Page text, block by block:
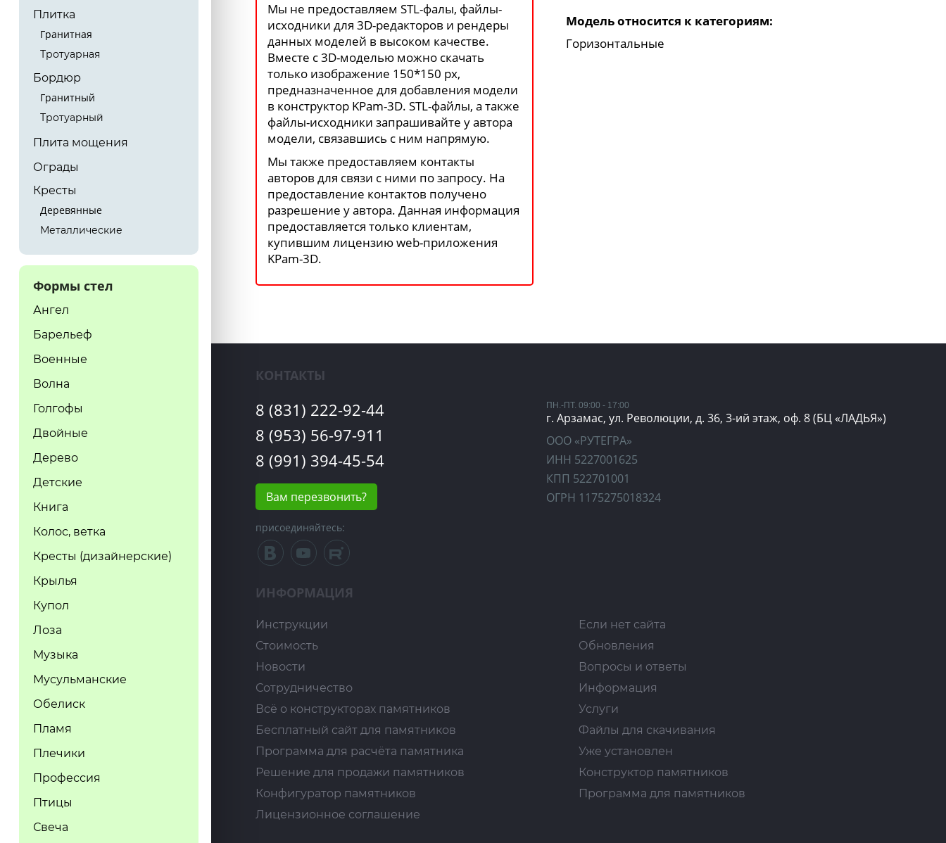
Плитка
Гранитная
Тротуарная
Бордюр
Гранитный
Тротуарный
Плита мощения
Ограды
Кресты
Деревянные
Металлические
Формы стел
Ангел
Барельеф
Военные
Волна
Голгофы
Двойные
Дерево
Детские
Книга
Колос, ветка
Кресты (дизайнерские)
Крылья
Купол
Лоза
Музыка
Мусульманские
Обелиск
Пламя
Плечики
Профессия
Птицы
Свеча
Мы не предоставляем STL-фалы, файлы-
исходники для 3D-редакторов и рендеры
данных моделей в высоком качестве.
Вместе с 3D-моделью можно скачать
только изображение 150*150 px,
предназначенное для добавления модели
в конструктор KPam-3D. STL-файлы, а также
файлы-исходники запрашивайте у автора
модели, связавшись с ним напрямую.
Мы также предоставляем контакты
авторов для связи с ними по запросу. На
предоставление контактов получено
разрешение у автора. Данная информация
предоставляется только клиентам,
купившим лицензию web-приложения
KPam-3D.
Модель относится к категориям:
Горизонтальные
КОНТАКТЫ
8 (831) 222-92-44
8 (953) 56-97-911
8 (991) 394-45-54
Вам перезвонить?
присоединяйтесь:
ПН.-ПТ. 09:00 - 17:00
г. Арзамас, ул. Революции, д. 36, 3-ий этаж, оф. 8 (БЦ «ЛАДЬЯ»)
ООО «РУТЕГРА»
ИНН 5227001625
КПП 522701001
ОГРН 1175275018324
ИНФОРМАЦИЯ
Инструкции
Если нет сайта
Стоимость
Обновления
Новости
Вопросы и ответы
Сотрудничество
Информация
Всё о конструкторах памятников
Услуги
Бесплатный сайт для памятников
Файлы для скачивания
Программа для расчёта памятника
Уже установлен
Решение для продажи памятников
Конструктор памятников
Конфигуратор памятников
Программа для памятников
Лицензионное соглашение